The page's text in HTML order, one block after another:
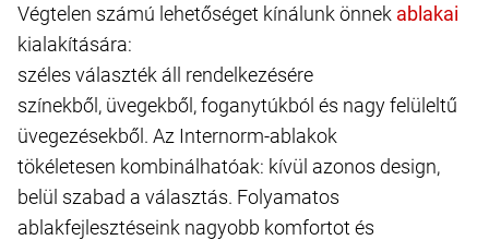
Végtelen számú lehetőséget kínálunk önnek
kialakítására:
széles választék áll rendelkezésére
színekből, üvegekből, foganytúkból és nagy felüleltű
üvegezésekből. Az Internorm-ablakok
tökéletesen kombinálhatóak: kívül azonos design,
belül szabad a választás. Folyamatos
ablakfejlesztéseink nagyobb komfortot és